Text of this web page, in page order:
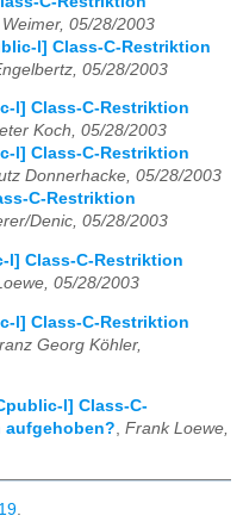
05/28/2003
l] Class-C-Restriktion
05/28/2003
l] Class-C-Restriktion
Koch, 05/28/2003
l] Class-C-Restriktion
Donnerhacke, 05/28/2003
C-Restriktion
Denic, 05/28/2003
l] Class-C-Restriktion
05/28/2003
l] Class-C-Restriktion
Georg Köhler,
l] Class-C-
aufgehoben?, Frank Loewe,
.